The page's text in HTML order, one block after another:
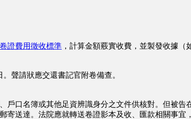
證費用徵收標準 ，計算金額覈實收費，並製發收據（
聲請狀應交還書記官附卷備查。
口名簿或其他足資辨識身分之文件供核對。但被告
送達。法院應就轉送卷證影本及收、匯款相關事宜